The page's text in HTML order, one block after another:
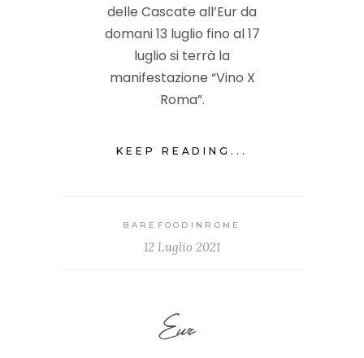
delle Cascate all’Eur da
domani 13 luglio fino al 17
luglio si terrà la
manifestazione “Vino X
Roma”.
KEEP READING...
BAREFOODINROME
12 Luglio 2021
Eur